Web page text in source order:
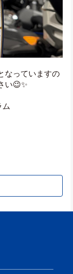
なっていますの
い😉✨
ム